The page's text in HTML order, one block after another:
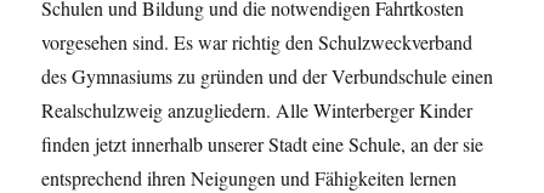
Schulen und Bildung und die notwendigen Fahrtkosten
vorgesehen sind. Es war richtig den Schulzweckverband
des Gymnasiums zu gründen und der Verbundschule einen
Realschulzweig anzugliedern. Alle Winterberger Kinder
finden jetzt innerhalb unserer Stadt eine Schule, an der sie
entsprechend ihren Neigungen und Fähigkeiten lernen